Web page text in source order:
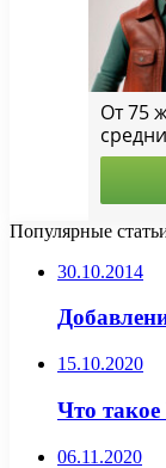
Популярные
30.10.2014
15.10.2020
Что
06.11.2020